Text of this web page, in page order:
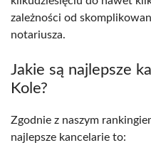
zależności od
notariusza.
Jakie są najlepsze
Kole?
Zgodnie z naszym
najlepsze kancelarie to: